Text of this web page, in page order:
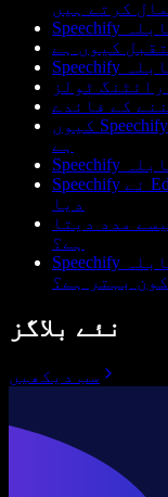
کرتے ہیں
کیوں ہے
ٹولز
کے فائدے
کیوں Speechify دوسرے AI ٹولز سے زیادہ وقت بچاتا
ہے
Speechify نے Edge اور iOS Read Aloud کو پیچھے چھوڑ
دیا
مدد دیتا
ہے؟
Speechify بمقابلہ Confluence: وائس-فرسٹ
بہتر ہے؟
نئے بلاگز
سب دیکھیں